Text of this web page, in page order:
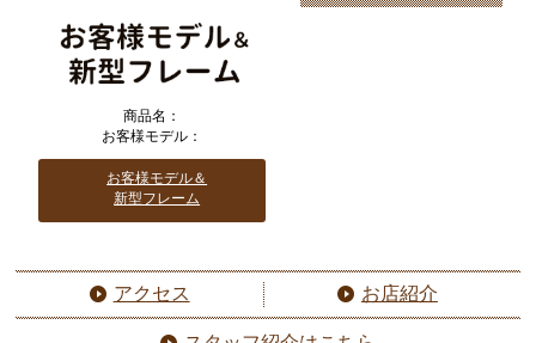
商品名：
お客様モデル：
お客様モデル＆
新型フレーム
アクセス お店紹介